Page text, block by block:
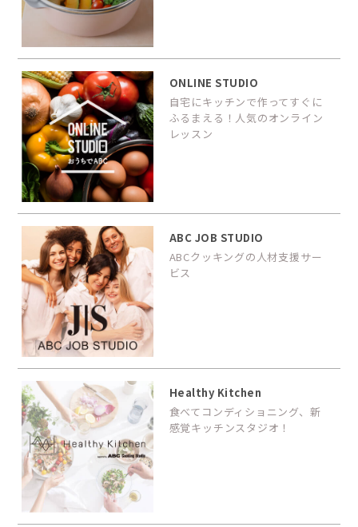
ONLINE STUDIO
自宅にキッチンで作ってすぐに
ふるまえる！人気のオンライン
レッスン
ABC JOB STUDIO
ABCクッキングの人材支援サー
ビス
Healthy Kitchen
食べてコンディショニング、新
感覚キッチンスタジオ！